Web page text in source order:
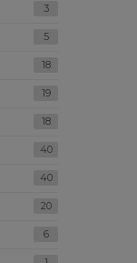
3
5
18
19
18
40
40
20
6